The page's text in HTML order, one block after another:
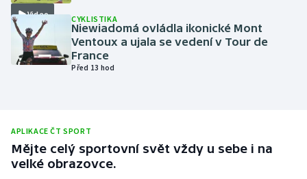
Olympijské hry
Parasport
Video CYKLISTIKA
Niewiadomá ovládla ikonické Mont
Ventoux a ujala se vedení v Tour de
France
Před 13 hod
APLIKACE ČT SPORT
Mějte celý sportovní svět vždy u sebe i na
velké obrazovce.